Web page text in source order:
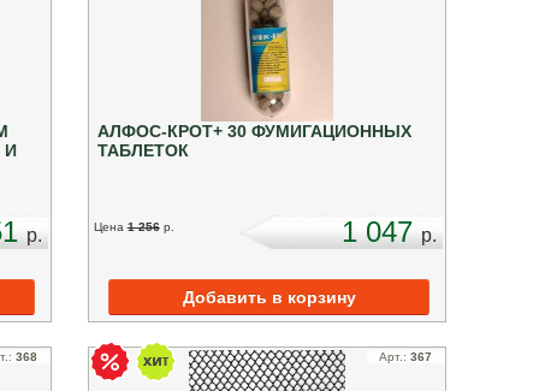
И
p.
АЛФОС-КРОТ+ 30 ФУМИГАЦИОННЫХ
ТАБЛЕТОК
Цена 1 256 p. 1 047p.
368 Арт.:367